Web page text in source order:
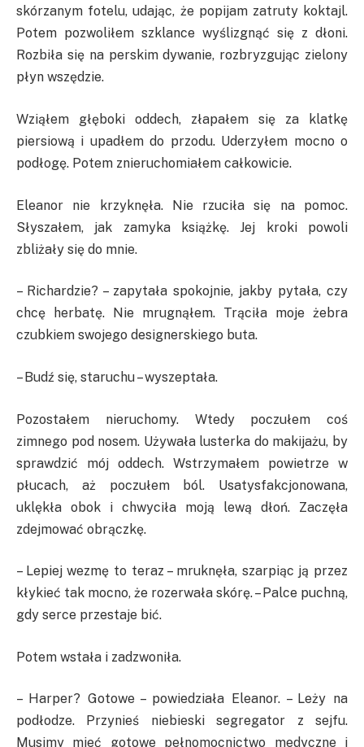
skórzanym fotelu, udając, że popijam zatruty koktajl.
Potem pozwoliłem szklance wyślizgnąć się z dłoni.
Rozbiła się na perskim dywanie, rozbryzgując zielony
płyn wszędzie.
Wziąłem głęboki oddech, złapałem się za klatkę
piersiową i upadłem do przodu. Uderzyłem mocno o
podłogę. Potem znieruchomiałem całkowicie.
Eleanor nie krzyknęła. Nie rzuciła się na pomoc.
Słyszałem, jak zamyka książkę. Jej kroki powoli
zbliżały się do mnie.
– Richardzie? – zapytała spokojnie, jakby pytała, czy
chcę herbatę. Nie mrugnąłem. Trąciła moje żebra
czubkiem swojego designerskiego buta.
– Budź się, staruchu – wyszeptała.
Pozostałem nieruchomy. Wtedy poczułem coś
zimnego pod nosem. Używała lusterka do makijażu, by
sprawdzić mój oddech. Wstrzymałem powietrze w
płucach, aż poczułem ból. Usatysfakcjonowana,
uklękła obok i chwyciła moją lewą dłoń. Zaczęła
zdejmować obrączkę.
– Lepiej wezmę to teraz – mruknęła, szarpiąc ją przez
kłykieć tak mocno, że rozerwała skórę. – Palce puchną,
gdy serce przestaje bić.
Potem wstała i zadzwoniła.
– Harper? Gotowe – powiedziała Eleanor. – Leży na
podłodze. Przynieś niebieski segregator z sejfu.
Musimy mieć gotowe pełnomocnictwo medyczne i